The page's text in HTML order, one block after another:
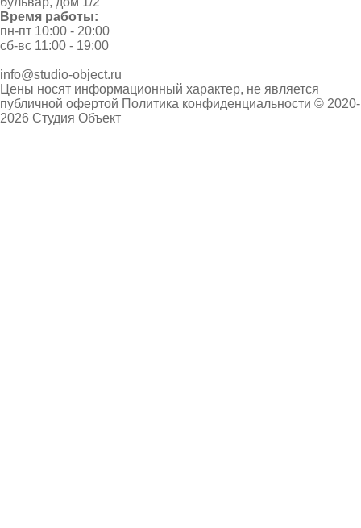
Время работы:
пн-пт 10:00 - 20:00
сб-вс 11:00 - 19:00
info@studio-object.ru
Цены носят информационный характер, не является
публичной офертой Политика конфиденциальности © 2020-
2026 Студия Объект